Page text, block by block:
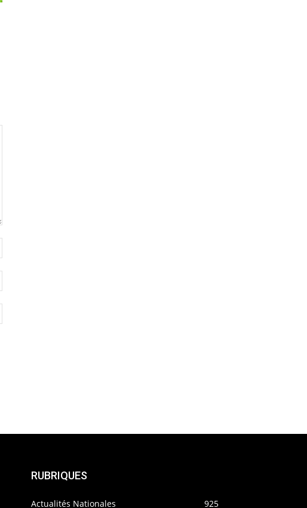
RUBRIQUES
Actualités Nationales 925